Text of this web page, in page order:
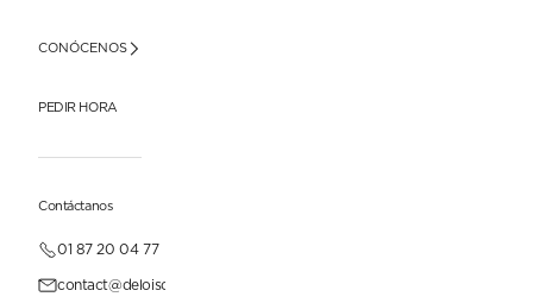
CONÓCENOS
PEDIR HORA
Contáctanos
01 87 20 04 77
contact@deloisonparis.com